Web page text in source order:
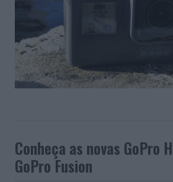
Conheça as novas GoPro
GoPro Fusion